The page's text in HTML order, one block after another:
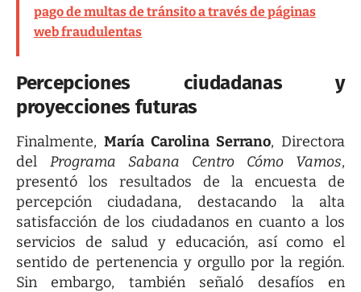
pago de multas de tránsito a través de páginas
web fraudulentas
Percepciones ciudadanas y
proyecciones futuras
Finalmente, María Carolina Serrano, Directora
del Programa Sabana Centro Cómo Vamos,
presentó los resultados de la encuesta de
percepción ciudadana, destacando la alta
satisfacción de los ciudadanos en cuanto a los
servicios de salud y educación, así como el
sentido de pertenencia y orgullo por la región.
Sin embargo, también señaló desafíos en